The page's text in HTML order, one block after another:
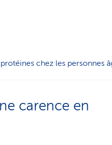
chez les personnes
carence en